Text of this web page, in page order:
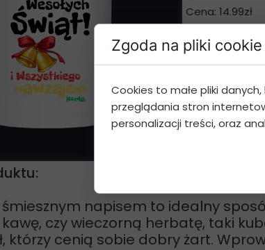
Cena: 14.99zł
"Wesołych
Dodaj do
śmiesznym napisem to idealny
czy wieczorną herbatę, taki
którzy cenią sobie dobry żart.
Zgoda na pliki cookie
Cookies to małe pliki
przeglądania stron
personalizacji treści, oraz